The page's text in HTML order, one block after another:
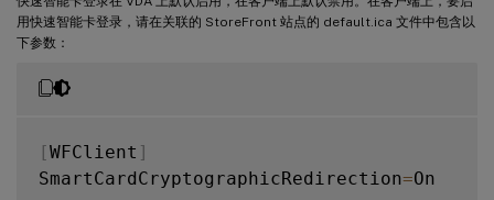
用快速智能卡登录，请在关联的 StoreFront 站点的 default.ica 文件中包含以
下参数：
[WFClient ]
SmartCardCryptographicRedirection=On